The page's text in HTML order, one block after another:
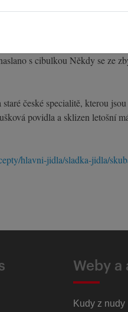
dobře uvařené škubánky
se máslem nebo sádlem,
s cibulkou Někdy se ze
české specialitě, kterou
povidla a sklizen letošní
hlavni-jidla/sladka-jidla/
Weby a
Kudy z nudy